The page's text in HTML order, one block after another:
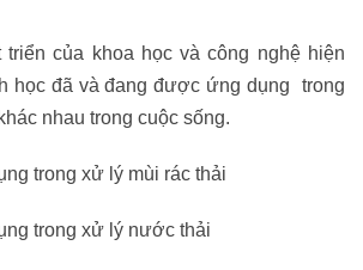
của khoa học và công nghệ hiện
học đã và đang được ứng dụng trong
nhau trong cuộc sống.
trong xử lý mùi rác thải
trong xử lý nước thải